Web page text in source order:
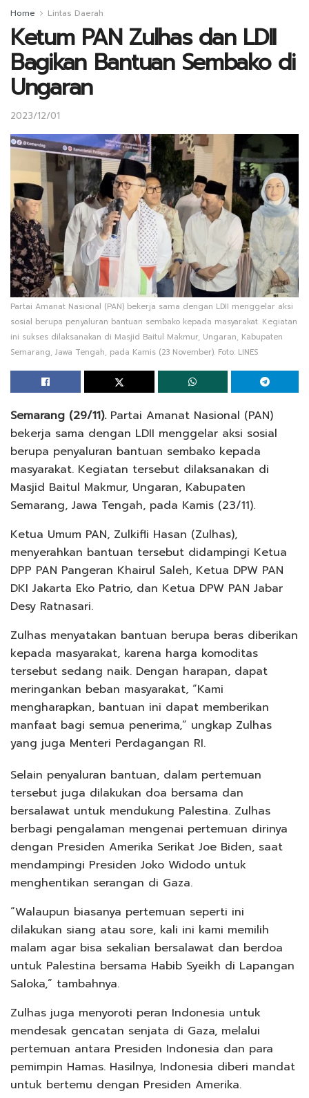
Home Lintas Daerah
Ketum PAN Zulhas dan LDII
Bagikan Bantuan Sembako di
Ungaran
2023/12/01
Partai Amanat Nasional (PAN) bekerja sama dengan LDII menggelar aksi
sosial berupa penyaluran bantuan sembako kepada masyarakat. Kegiatan
ini sukses dilaksanakan di Masjid Baitul Makmur, Ungaran, Kabupaten
Semarang, Jawa Tengah, pada Kamis (23 November). Foto: LINES
Semarang (29/11).Partai Amanat Nasional (PAN)
bekerja sama dengan LDII menggelar aksi sosial
berupa penyaluran bantuan sembako kepada
masyarakat. Kegiatan tersebut dilaksanakan di
Masjid Baitul Makmur, Ungaran, Kabupaten
Semarang, Jawa Tengah, pada Kamis (23/11).
Ketua Umum PAN, Zulkifli Hasan (Zulhas),
menyerahkan bantuan tersebut didampingi Ketua
DPP PAN Pangeran Khairul Saleh, Ketua DPW PAN
DKI Jakarta Eko Patrio, dan Ketua DPW PAN Jabar
Desy Ratnasari.
Zulhas menyatakan bantuan berupa beras diberikan
kepada masyarakat, karena harga komoditas
tersebut sedang naik. Dengan harapan, dapat
meringankan beban masyarakat, “Kami
mengharapkan, bantuan ini dapat memberikan
manfaat bagi semua penerima,” ungkap Zulhas
yang juga Menteri Perdagangan RI.
Selain penyaluran bantuan, dalam pertemuan
tersebut juga dilakukan doa bersama dan
bersalawat untuk mendukung Palestina. Zulhas
berbagi pengalaman mengenai pertemuan dirinya
dengan Presiden Amerika Serikat Joe Biden, saat
mendampingi Presiden Joko Widodo untuk
menghentikan serangan di Gaza.
“Walaupun biasanya pertemuan seperti ini
dilakukan siang atau sore, kali ini kami memilih
malam agar bisa sekalian bersalawat dan berdoa
untuk Palestina bersama Habib Syeikh di Lapangan
Saloka,” tambahnya.
Zulhas juga menyoroti peran Indonesia untuk
mendesak gencatan senjata di Gaza, melalui
pertemuan antara Presiden Indonesia dan para
pemimpin Hamas. Hasilnya, Indonesia diberi mandat
untuk bertemu dengan Presiden Amerika.